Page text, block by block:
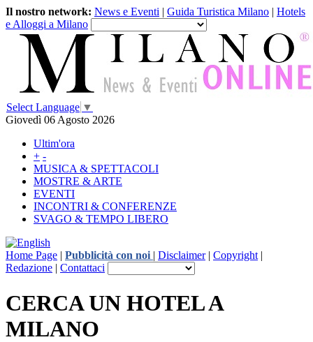
Il nostro network: News e Eventi | Guida Turistica Milano | Hotels
e Alloggi a Milano
Select Language ▼
Giovedì 06 Agosto 2026
Ultim'ora
+ -
MUSICA & SPETTACOLI
MOSTRE & ARTE
EVENTI
INCONTRI & CONFERENZE
SVAGO & TEMPO LIBERO
Home Page | Pubblicità con noi | Disclaimer| Copyright |
Redazione | Contattaci
CERCA UN HOTEL A
MILANO